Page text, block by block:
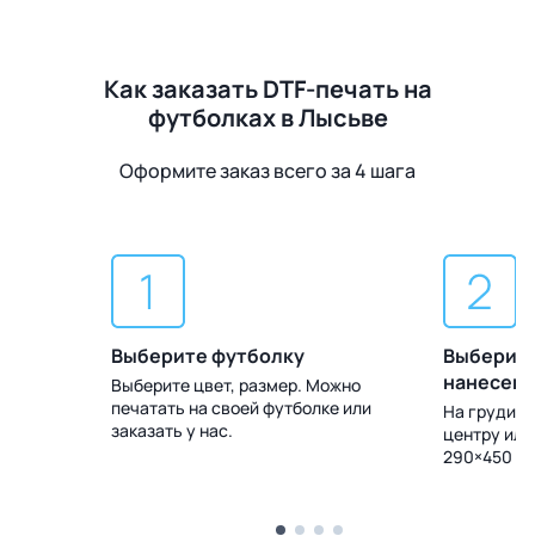
Как заказать DTF-печать на
футболках в Лысьве
Оформите заказ всего за 4 шага
Выберите футболку
Выберите цвет, размер. Можно
печатать на своей футболке или
заказать у нас.
На груди,
центру
290×450